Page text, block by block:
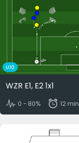
U10
WZR E1, E2 1x1
0 - 80% 12 min